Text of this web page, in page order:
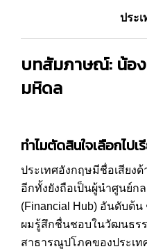
ประเ
บทสัมภาษณ์: น้อง
มหิดล
ทำไมตัดสินใจเลือกไป
ประเทศอังกฤษมีชื่อเสียง
อีกทั้งยังถือเป็นผู้นำศูนย์ก
(Financial Hub) อันดับต้น
ผมรู้สึกชื่นชอบในวัฒนธรร
สาธารณูปโภคของประเท